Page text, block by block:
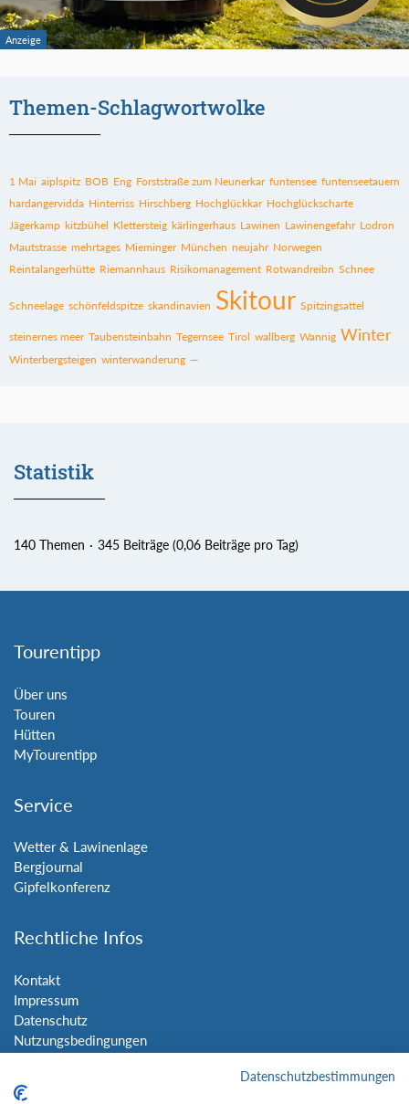
Themen-Schlagwortwolke
1 Mai aiplspitz BOB Eng Forststraße zum Neunerkar funtensee funtenseetauern
hardangervidda Hinterriss Hirschberg Hochglückkar Hochglückscharte
Jägerkamp kitzbühel Klettersteig kärlingerhaus Lawinen Lawinengefahr Lodron
Mautstrasse mehrtages Mieminger München neujahr Norwegen
Reintalangerhütte Riemannhaus Risikomanagement Rotwandreibn Schnee
Schneelage schönfeldspitze skandinavien Skitour Spitzingsattel
steinernes meer Taubensteinbahn Tegernsee Tirol wallberg Wannig Winter
Winterbergsteigen winterwanderung —
Statistik
140 Themen 345 Beiträge (0,06 Beiträge pro Tag)
Tourentipp
Über uns
Touren
Hütten
MyTourentipp
Service
Wetter & Lawinenlage
Bergjournal
Gipfelkonferenz
Rechtliche Infos
Kontakt
Impressum
Datenschutz
Nutzungsbedingungen
Datenschutzbestimmungen